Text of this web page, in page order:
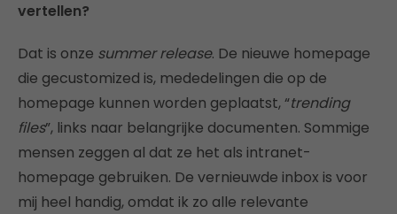
vertellen?
Dat is onze summer release. De nieuwe homepage
die gecustomized is, mededelingen die op de
homepage kunnen worden geplaatst, “trending
files”, links naar belangrijke documenten. Sommige
mensen zeggen al dat ze het als intranet-
homepage gebruiken. De vernieuwde inbox is voor
mij heel handig, omdat ik zo alle relevante